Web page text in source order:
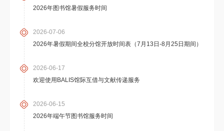
2026年图书馆暑假服务时间
2026-07-06
2026年暑假期间全校分馆开放时间表（7月13日-8月25日期间）
2026-06-17
欢迎使用BALIS馆际互借与文献传递服务
2026-06-15
2026年端午节图书馆服务时间